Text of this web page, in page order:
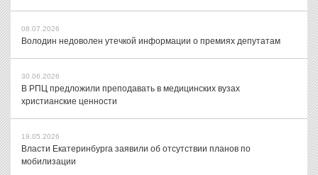
08.07.2026
Володин недоволен утечкой информации о премиях депутатам
30.06.2026
В РПЦ предложили преподавать в медицинских вузах
христианские ценности
19.05.2026
Власти Екатеринбурга заявили об отсутствии планов по
мобилизации